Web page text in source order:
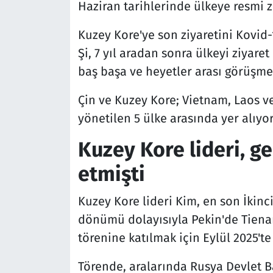
Haziran tarihlerinde ülkeye resmi
Kuzey Kore'ye son ziyaretini
Şi, 7 yıl aradan sonra ülkeyi
baş başa ve heyetler arası
Çin ve Kuzey Kore; Vietnam, Laos
yönetilen 5 ülke arasında yer
Kuzey Kore lideri,
etmişti
Kuzey Kore lideri Kim, en son
dönümü dolayısıyla Pekin'de
törenine katılmak için Eylül
Törende, aralarında Rusya Devlet